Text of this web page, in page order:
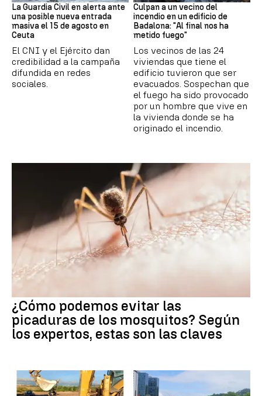
La Guardia Civil en alerta ante
una posible nueva entrada
masiva el 15 de agosto en
Ceuta
El CNI y el Ejército dan
credibilidad a la campaña
difundida en redes
sociales.
Culpan a un vecino del
incendio en un edificio de
Badalona: "Al final nos ha
metido fuego"
Los vecinos de las 24
viviendas que tiene el
edificio tuvieron que ser
evacuados. Sospechan que
el fuego ha sido provocado
por un hombre que vive en
la vivienda donde se ha
originado el incendio.
¿Cómo podemos evitar las
picaduras de los mosquitos? Según
los expertos, estas son las claves